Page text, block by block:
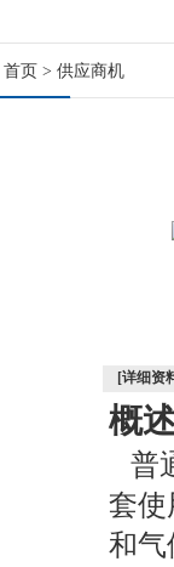
首页 > 供应商机
[详细资
概
普
套使
和气